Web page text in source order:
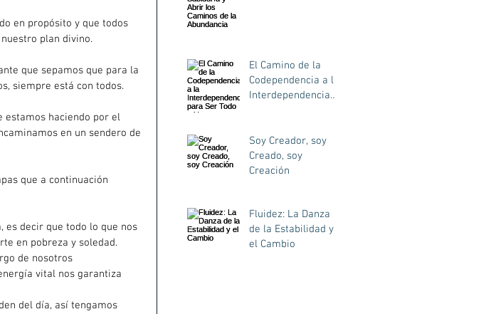
en propósito y que todos
plan divino.
que sepamos que para la
siempre está con todos.
estamos haciendo por el
en un sendero de
que a continuación
es decir que todo lo que nos
en pobreza y soledad.
de nosotros
vital nos garantiza
del día, así tengamos
El Camino de la
Codependencia a la
Interdependencia
Soy Creador, soy
Creado, soy
Creación
Fluidez: La Danza
de la Estabilidad y
el Cambio